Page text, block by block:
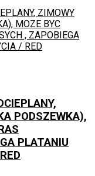
PODSZEWKA),
PLATANIU